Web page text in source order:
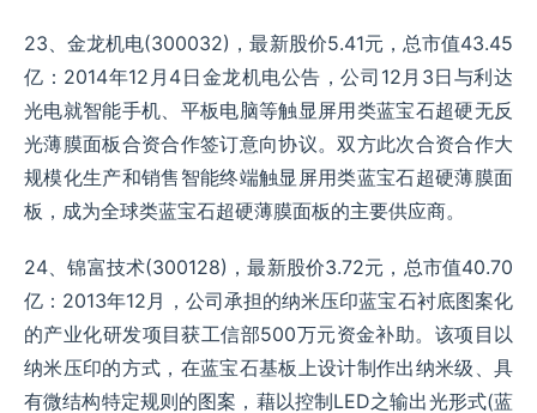
23、金龙机电(300032)，最新股价5.41元，总市值43.45
亿：2014年12月4日金龙机电公告，公司12月3日与利达
光电就智能手机、平板电脑等触显屏用类蓝宝石超硬无反
光薄膜面板合资合作签订意向协议。双方此次合资合作大
规模化生产和销售智能终端触显屏用类蓝宝石超硬薄膜面
板，成为全球类蓝宝石超硬薄膜面板的主要供应商。
24、锦富技术(300128)，最新股价3.72元，总市值40.70
亿：2013年12月，公司承担的纳米压印蓝宝石衬底图案化
的产业化研发项目获工信部500万元资金补助。该项目以
纳米压印的方式，在蓝宝石基板上设计制作出纳米级、具
有微结构特定规则的图案，藉以控制LED之输出光形式(蓝